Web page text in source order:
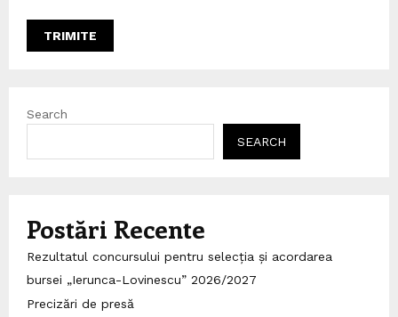
Search
SEARCH
Postări Recente
Rezultatul concursului pentru selecția și acordarea
bursei „Ierunca-Lovinescu” 2026/2027
Precizări de presă